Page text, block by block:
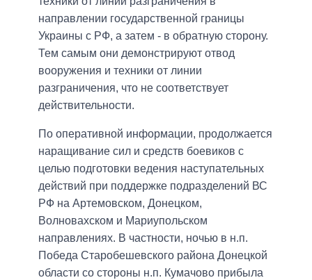
направлении государственной границы
Украины с РФ, а затем - в обратную сторону.
Тем самым они демонстрируют отвод
вооружения и техники от линии
разграничения, что не соответствует
действительности.
По оперативной информации, продолжается
наращивание сил и средств боевиков с
целью подготовки ведения наступательных
действий при поддержке подразделений ВС
РФ на Артемовском, Донецком,
Волновахском и Мариупольском
направлениях. В частности, ночью в н.п.
Победа Старобешевского района Донецкой
области со стороны н.п. Кумачово прибыла